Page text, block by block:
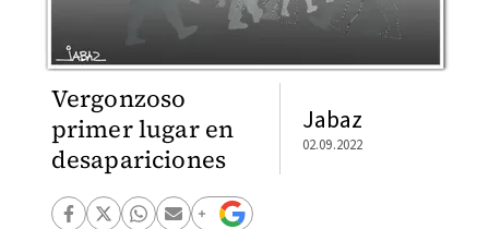
Vergonzoso
primer lugar en
desapariciones
Jabaz
02.09.2022